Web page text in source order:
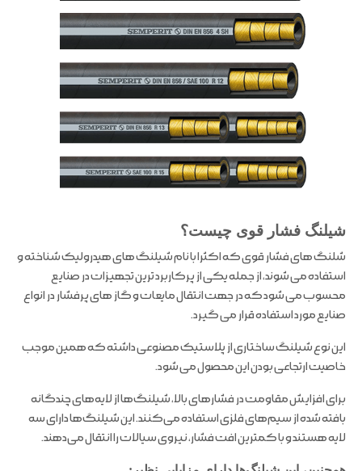
شیلنگ فشار قوی چیست؟
شلنگ های فشار قوی که اکثرا با نام شیلنگ های هیدرولیک شناخته و
استفاده می شوند، از جمله یکی از پرکاربرد ترین تجهیزات در صنایع
محسوب می شود که در جهت انتقال مایعات و گاز های پرفشار در انواع
صنایع مورد استفاده قرار می گیرد.
این نوع شیلنگ ساختاری از پلاستیک مصنوعی داشته که همین موجب
خاصیت ارتجاعی بودن این محصول می شود.
برای افزایش مقاومت در فشارهای بالا، شیلنگ‌ها از لایه‌های چندگانه
بافته شده از سیم‌های فلزی استفاده می‌کنند. این شیلنگ‌ها دارای سه
لایه هستند و با کمترین افت فشار، نیروی سیالات را انتقال می‌دهند.